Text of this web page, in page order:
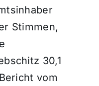
Stimmen,
30,1
vom